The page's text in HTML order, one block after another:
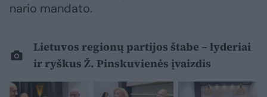
nario mandato.
Lietuvos regionų partijos štabe – lyderiai
ir ryškus Ž. Pinskuvienės įvaizdis